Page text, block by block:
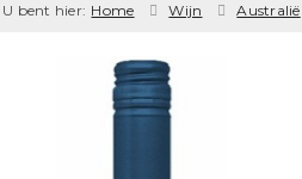
U bent hier: Home Wijn Australië